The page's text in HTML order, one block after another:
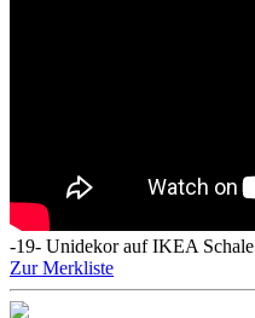
-19- Unidekor auf IKEA Schale
Zur Merkliste